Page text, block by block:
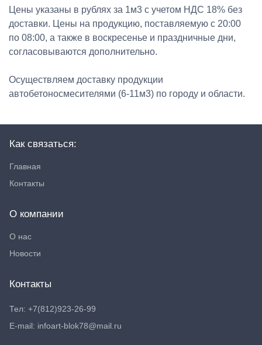
Цены указаны в рублях за 1м3 с учетом НДС 18% без
доставки. Цены на продукцию, поставляемую с 20:00
по 08:00, а также в воскресенье и праздничные дни,
согласовываются дополнительно.
Осуществляем доставку продукции
автобетоносмесителями (6-11м3) по городу и области.
Как связаться:
Главная
Контакты
О компании
О нас
Новости
Контакты
Тел: +7(812)923-26-99
E-mail: infoart-blok78@mail.ru